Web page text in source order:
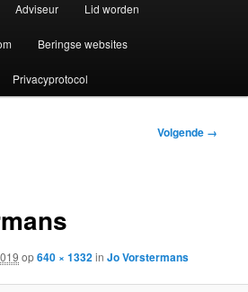
Adviseur Lid worden
Beringse websites
Privacyprotocol
Volgende →
op640 × 1332inJo Vorstermans